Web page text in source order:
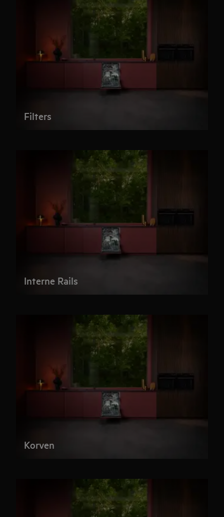
Filters
Interne Rails
Korven